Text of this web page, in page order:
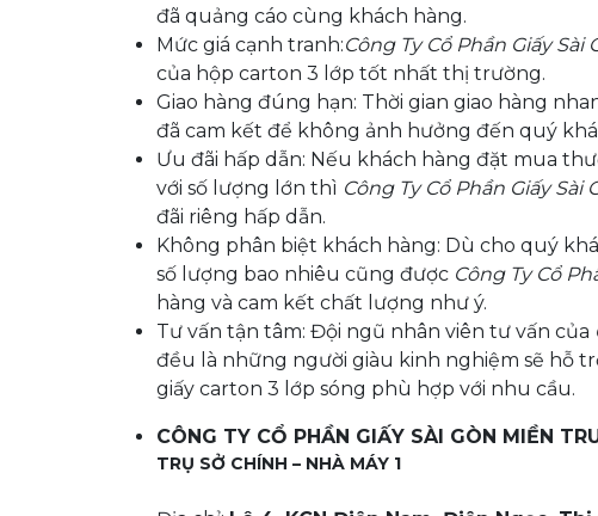
đã quảng cáo cùng khách hàng.
Mức giá cạnh tranh:Công Ty Cổ Phần Giấy Sài
của hộp carton 3 lớp tốt nhất thị trường.
Giao hàng đúng hạn: Thời gian giao hàng
đã cam kết để không ảnh hưởng đến quý
Ưu đãi hấp dẫn: Nếu khách hàng đặt mua
với số lượng lớn thì Công Ty Cổ Phần Giấy Sài
đãi riêng hấp dẫn.
Không phân biệt khách hàng: Dù cho quý
số lượng bao nhiêu cũng được Công Ty Cổ
hàng và cam kết chất lượng như ý.
Tư vấn tận tâm: Đội ngũ nhân viên tư vấn của
đều là những người giàu kinh nghiệm sẽ hỗ
giấy carton 3 lớp sóng phù hợp với nhu cầu.
CÔNG TY CỔ PHẦN GIẤY SÀI GÒN MIỀN
TRỤ SỞ CHÍNH – NHÀ MÁY 1